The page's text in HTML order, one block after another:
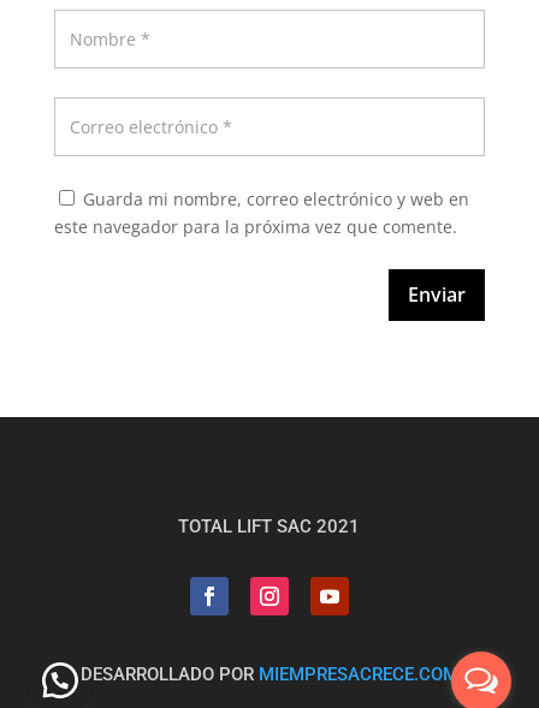
Guarda mi nombre, correo electrónico y web en
este navegador para la próxima vez que comente.
Enviar
TOTAL LIFT SAC 2021
DESARROLLADO POR MIEMPRESACRECE.COM